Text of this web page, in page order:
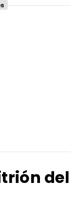
del